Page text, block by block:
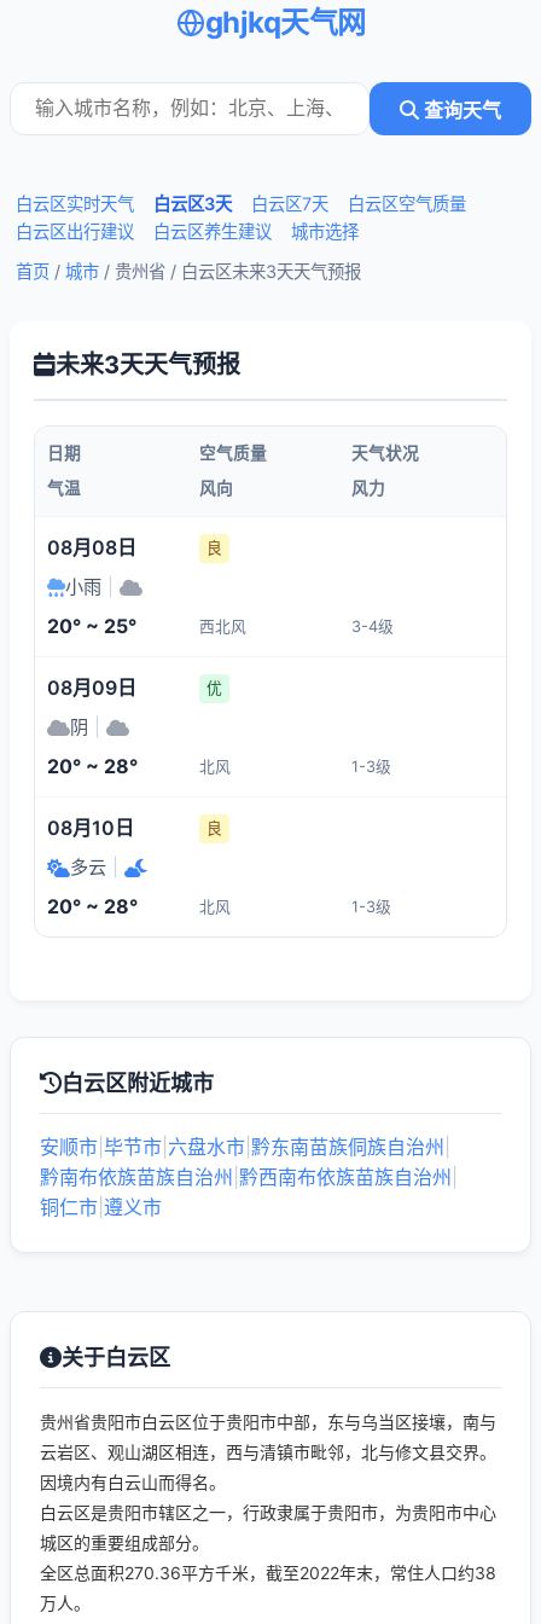
ghjkq天气网
查询天气
白云区实时天气 白云区3天 白云区7天
白云区空气质量
白云区出行建议
白云区养生建议
城市选择
首页 / 城市 / 贵州省 / 白云区未来3天天气预报
未来3天天气预报
日期 空气质量
天气状况
气温
风向 风力
08月08日 良
小雨
20° ~ 25° 西北风 3-4级
08月09日 优
阴
20° ~ 28° 北风 1-3级
08月10日 良
多云
20° ~ 28° 北风 1-3级
白云区附近城市
安顺市 毕节市 六盘水市 黔东南苗族侗族自治州
黔南布依族苗族自治州 黔西南布依族苗族自治州
铜仁市 遵义市
关于白云区
贵州省贵阳市白云区位于贵阳市中部，东与乌当区接壤，南与
云岩区、观山湖区相连，西与清镇市毗邻，北与修文县交界。
因境内有白云山而得名。
白云区是贵阳市辖区之一，行政隶属于贵阳市，为贵阳市中心
城区的重要组成部分。
全区总面积270.36平方千米，截至2022年末，常住人口约38
万人。